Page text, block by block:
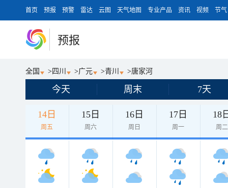
首页 预报 预警 雷达 云图 天气地图 专业产品 资讯 视频 节气
预报
全国 > 四川 >广元 >青川 >唐家河
今天 周末 7天
14日
周五
15日
周六
16日
周日
17日
周一
18
周二